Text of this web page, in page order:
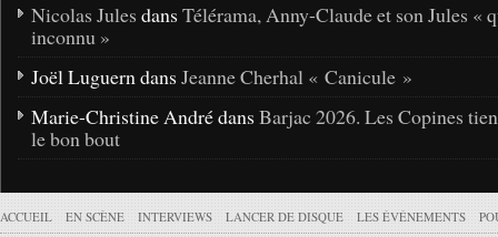
Nicolas Jules dans Télérama, Anny-Claude et son Jules «
inconnu »
Joël Luguern dans Jeanne Cherhal « Canicule »
Marie-Christine André dans Barjac 2026. Les Copines
le bon bout
ACCUEIL EN SCÈNE INTERVIEWS LANCER DE DISQUE LES ÉVÉNEMENTS